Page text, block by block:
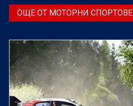
ОЩЕ ОТ МОТОРНИ СПОРТОВЕ